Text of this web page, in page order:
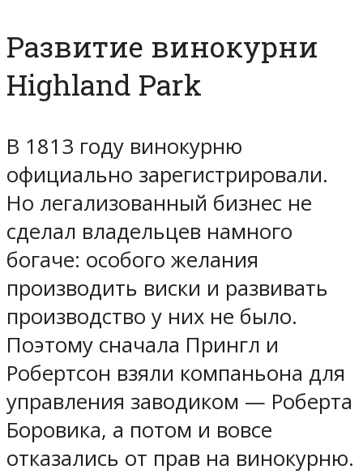
Развитие винокурни
Highland Park
В 1813 году винокурню
официально зарегистрировали.
Но легализованный бизнес не
сделал владельцев намного
богаче: особого желания
производить виски и развивать
производство у них не было.
Поэтому сначала Прингл и
Робертсон взяли компаньона для
управления заводиком — Роберта
Боровика, а потом и вовсе
отказались от прав на винокурню.